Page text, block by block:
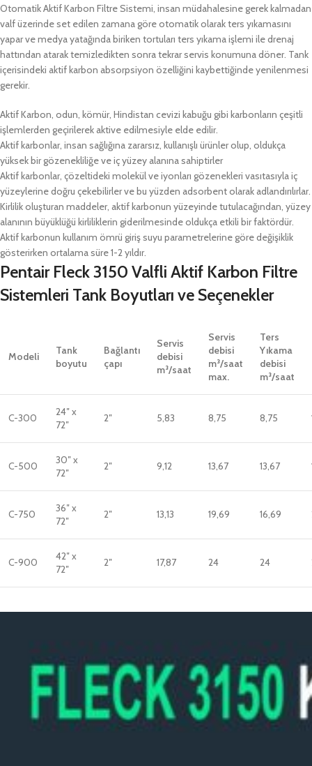
Otomatik Aktif Karbon Filtre Sistemi, insan müdahalesine gerek kalmadan
valf üzerinde set edilen zamana göre otomatik olarak ters yıkamasını
yapar ve medya yatağında biriken tortuları ters yıkama işlemi ile drenaj
hattından atarak temizledikten sonra tekrar servis konumuna döner. Tank
içerisindeki aktif karbon absorpsiyon özelliğini kaybettiğinde yenilenmesi
gerekir.
Aktif Karbon, odun, kömür, Hindistan cevizi kabuğu gibi karbonların çeşitli
işlemlerden geçirilerek aktive edilmesiyle elde edilir.
Aktif karbonlar, insan sağlığına zararsız, kullanışlı ürünler olup, oldukça
yüksek bir gözenekliliğe ve iç yüzey alanına sahiptirler
Aktif karbonlar, çözeltideki molekül ve iyonları gözenekleri vasıtasıyla iç
yüzeylerine doğru çekebilirler ve bu yüzden adsorbent olarak adlandırılırlar.
Kirlilik oluşturan maddeler, aktif karbonun yüzeyinde tutulacağından, yüzey
alanının büyüklüğü kirliliklerin giderilmesinde oldukça etkili bir faktördür.
Aktif karbonun kullanım ömrü giriş suyu parametrelerine göre değişiklik
gösterirken ortalama süre 1-2 yıldır.
Pentair Fleck 3150 Valfli Aktif Karbon Filtre
Sistemleri Tank Boyutları ve Seçenekler
Modeli
Tank
boyutu
Bağlantı
çapı
Servis
debisi
m³/saat
Servis
debisi
m³/saat
max.
Ters
Yıkama
debisi
m³/saat
C-300
24″ x
72″
2″ 5,83 8,75 8,75
C-500
30″ x
72″
2″ 9,12 13,67 13,67
C-750
36″ x
72″
2″ 13,13 19,69 16,69
C-900
42″ x
72″
2″ 17,87 24 24